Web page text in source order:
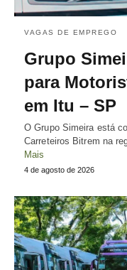
VAGAS DE EMPREGO
Grupo
para
em Itu – SP
O Grupo Simeira está
Carreteiros Bitrem na
Mais
4 de agosto de 2026